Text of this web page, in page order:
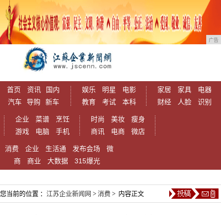
广告
首页 资讯
国内
汽车
导购 新车
娱乐 明星
电影
教育
考试 本科
家居 家具
电器
财经
人脸 识别
企业 菜谱
烹饪
游戏
电脑 手机
时尚 美妆
瘦身
商讯
电商 微店
消费 企业 生活通 发布会场
微
商
商业 大数据 315爆光
您当前的位置 ： 江苏企业新闻网 > 消费 > 内容正文